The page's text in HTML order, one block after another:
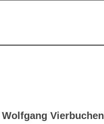
Wolfgang Vierbuchen